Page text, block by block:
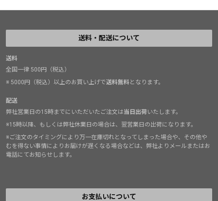
送料・配送について
送料
全国一律 500円（税込）
※ 5000円（税込）以上のお買い上げで送料無料となります。
配送
弊社営業日の15時までにいただいたご注文は当日出荷いたします。
※15時以降、もしくは弊社休業日の場合は、翌営業日の出荷になります。
※ご注文のタイミングにより万一在庫切れとなってしまった場合や、その他や
むを得ない事情によりお届けが遅くなる場合などは、弊社よりメールまたはお
電話にてお知らせします。
お支払いについて